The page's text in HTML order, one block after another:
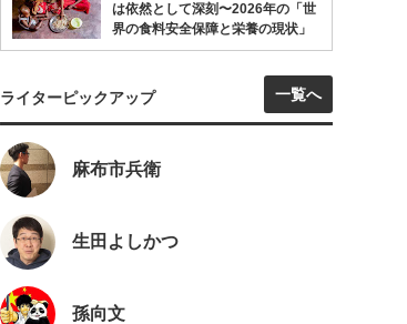
は依然として深刻〜2026年の「世
界の食料安全保障と栄養の現状」
ライターピックアップ 一覧へ
麻布市兵衛
生田よしかつ
孫向文